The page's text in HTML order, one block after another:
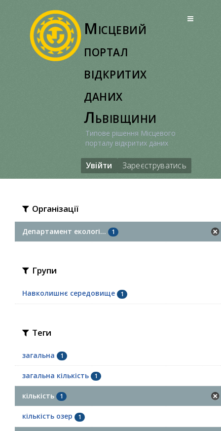
Місцевий
портал
відкритих
даних
Львівщини
Типове рішення Місцевого
порталу відкритих даних
Увійти Зареєструватись
Організації
Департамент екологі... 1
Групи
Навколишнє середовище 1
Теги
загальна 1
загальна кількість 1
кількість 1
кількість озер 1